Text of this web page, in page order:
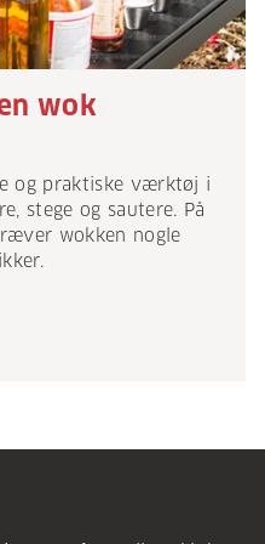
wok
og praktiske værktøj i
stege og sautere. På
wokken nogle